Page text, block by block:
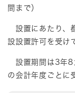
間まで）
設置にあたり、
設設置許可を受け
設置期間は3年8
の会計年度ごとに